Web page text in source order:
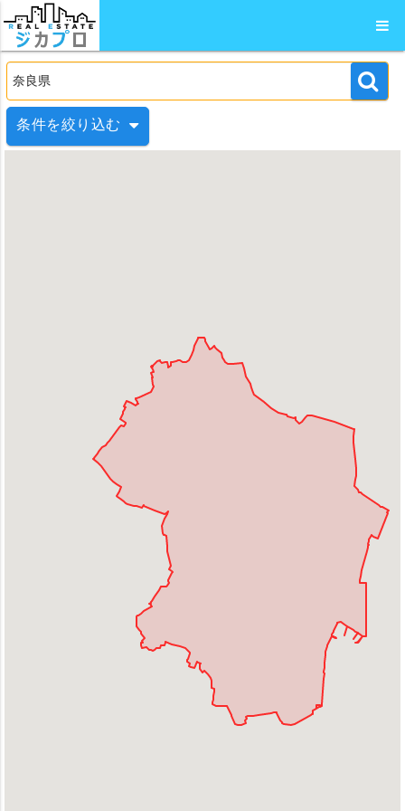
条件を絞り込む